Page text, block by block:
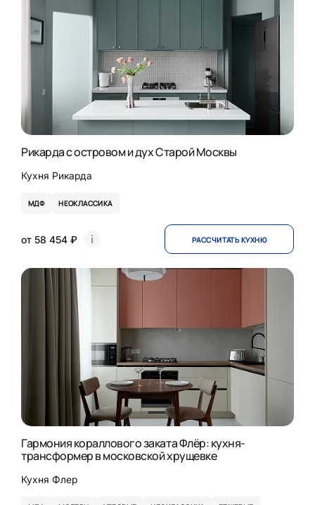
Рикарда с островом и дух Старой Москвы
Кухня Рикарда
МДФ НЕОКЛАССИКА
от 58 454 ₽ РАССЧИТАТЬ КУХНЮ
Гармония кораллового заката Флёр: кухня-
трансформер в московской хрущевке
Кухня Флер